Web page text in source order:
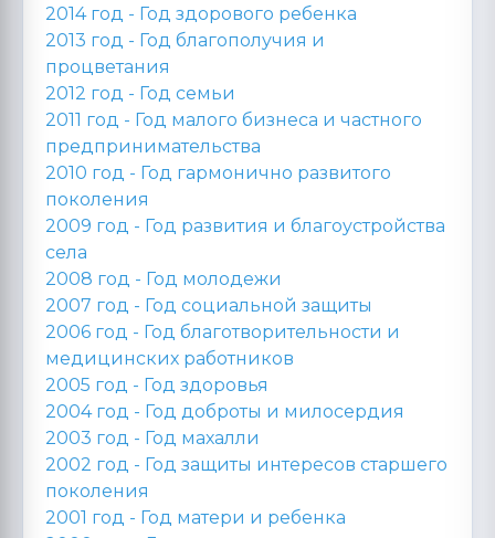
2014 год - Год здорового ребенка
2013 год - Год благополучия и
процветания
2012 год - Год семьи
2011 год - Год малого бизнеса и частного
предпринимательства
2010 год - Год гармонично развитого
поколения
2009 год - Год развития и благоустройства
села
2008 год - Год молодежи
2007 год - Год социальной защиты
2006 год - Год благотворительности и
медицинских работников
2005 год - Год здоровья
2004 год - Год доброты и милосердия
2003 год - Год махалли
2002 год - Год защиты интересов старшего
поколения
2001 год - Год матери и ребенка